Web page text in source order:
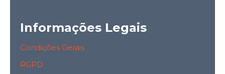
Informações Legais
Condições Gerais
RGPD